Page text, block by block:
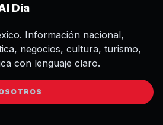
Día
Información nacional,
negocios, cultura, turismo,
con lenguaje claro.